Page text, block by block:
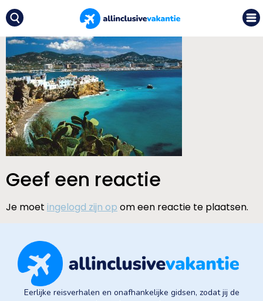
Geef een reactie
Je moet ingelogd zijn op om een reactie te plaatsen.
Eerlijke reisverhalen en onafhankelijke gidsen, zodat jij de